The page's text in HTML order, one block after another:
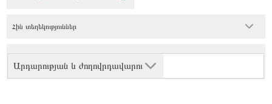
Արդարության և ժողովրդավարու
Հին տեղեկություններ